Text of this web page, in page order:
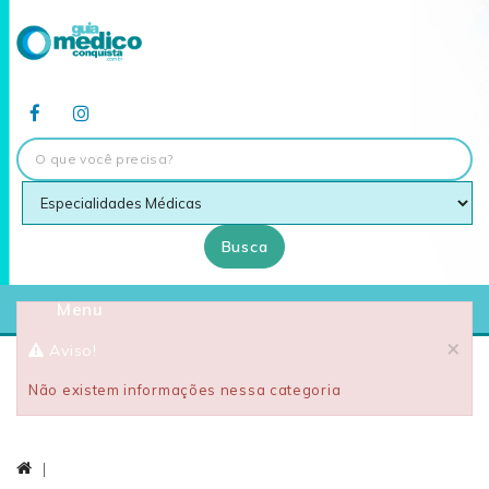
Busca
Menu
×
Aviso!
Não existem informações nessa categoria